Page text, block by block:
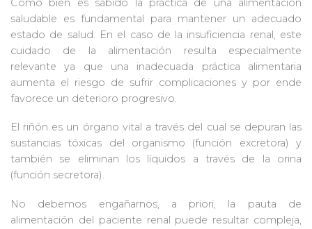
Como bien es sabido la práctica de una alimentación
saludable es fundamental para mantener un adecuado
estado de salud. En el caso de la insuficiencia renal, este
cuidado de la alimentación resulta especialmente
relevante ya que una inadecuada práctica alimentaria
aumenta el riesgo de sufrir complicaciones y por ende
favorece un deterioro progresivo.
El riñón es un órgano vital a través del cual se depuran las
sustancias tóxicas del organismo (función excretora) y
también se eliminan los líquidos a través de la orina
(función secretora).
No debemos engañarnos, a priori, la pauta de
alimentación del paciente renal puede resultar compleja,